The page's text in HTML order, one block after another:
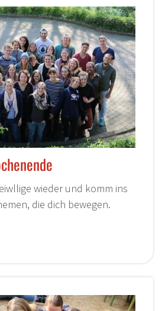
wieder und komm ins
die dich bewegen.